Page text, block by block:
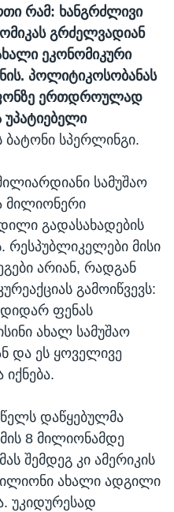
რამ: ხანგრძლივი
გრძელვადიან
ეკონომიკური
პოლიტიკოსობანას
ფონზე ერთდროულად
უპატიებელი
ბატონი სპერლინგი.
სამუშაო
მილიონერი
გადასახადების
რესპუბლიკელები მისი
არიან, რადგან
გამოიწვევს:
ფენას
ახალ სამუშაო
და ეს ყოველივე
დაწყებულმა
8 მილიონამდე
შემდეგ კი ამერიკის
ახალი ადგილი
უკიდურესად